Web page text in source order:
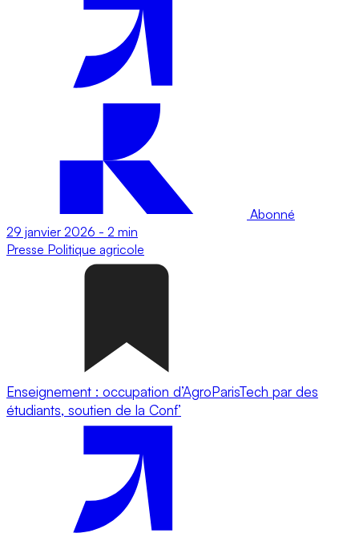
Abonné
29 janvier 2026 - 2 min
Presse Politique agricole
Enseignement : occupation d’AgroParisTech par des
étudiants, soutien de la Conf’